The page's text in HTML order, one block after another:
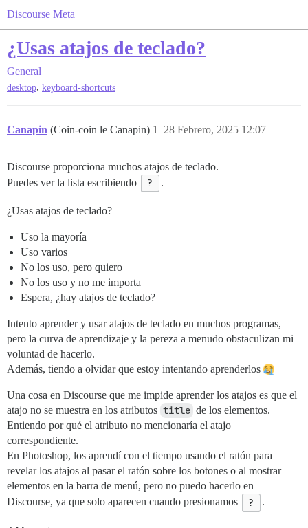
Discourse Meta
¿Usas atajos de teclado?
General
desktop, keyboard-shortcuts
Canapin (Coin-coin le Canapin) 28 Febrero, 2025 12:07
1
Discourse proporciona muchos atajos de teclado.
Puedes ver la lista escribiendo
? .
¿Usas atajos de teclado?
Uso la mayoría
Uso varios
No los uso, pero quiero
No los uso y no me importa
Espera, ¿hay atajos de teclado?
Intento aprender y usar atajos de teclado en muchos programas,
pero la curva de aprendizaje y la pereza a menudo obstaculizan mi
voluntad de hacerlo.
Además, tiendo a olvidar que estoy intentando aprenderlos
Una cosa en Discourse que me impide aprender los atajos es que el
atajo no se muestra en los atributos title de los elementos.
Entiendo por qué el atributo no mencionaría el atajo
correspondiente.
En Photoshop, los aprendí con el tiempo usando el ratón para
revelar los atajos al pasar el ratón sobre los botones o al mostrar
elementos en la barra de menú, pero no puedo hacerlo en
Discourse, ya que solo aparecen cuando presionamos
? .